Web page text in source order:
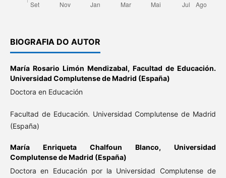
BIOGRAFIA DO AUTOR
María Rosario Limón Mendizabal,Facultad de Educación.
Universidad Complutense de Madrid (España)
Doctora en Educación
Facultad de Educación. Universidad Complutense de Madrid
(España)
María Enriqueta Chalfoun Blanco,Universidad
Complutense de Madrid (España)
Doctora en Educación por la Universidad Complutense de